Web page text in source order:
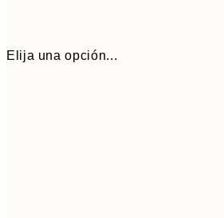
Elija una opción...